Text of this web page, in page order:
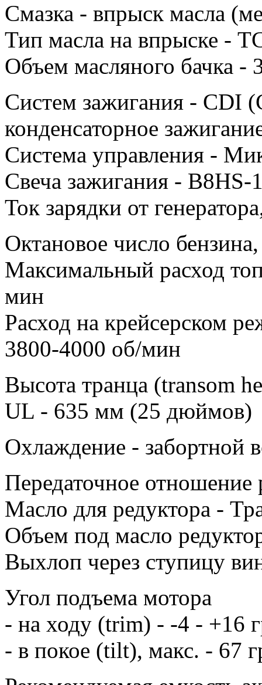
Смазка - впрыск масла
Тип масла на впрыске -
Объем масляного бачка -
Систем зажигания - CDI (
конденсаторное
Система управления -
Свеча зажигания -
Ток зарядки от
Октановое число
Максимальный расход
мин
Расход на крейсерском
3800-4000 об/мин
Высота транца (transom
UL - 635 мм (25 дюймов)
Охлаждение - забортной
Передаточное отношение
Масло для редуктора -
Объем под масло
Выхлоп через ступицу
Угол подъема мотора
- на ходу (trim) - -4 - +16
- в покое (tilt), макс. - 67